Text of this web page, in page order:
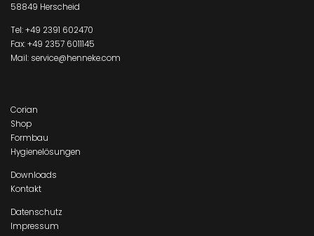
58849 Herscheid
Tel:+49 2391 602470
Fax: +49 2357 6011145
Mail: service@henneke.com
Corian
Shop
Formbau
Hygienelösungen
Downloads
Kontakt
Datenschutz
Impressum